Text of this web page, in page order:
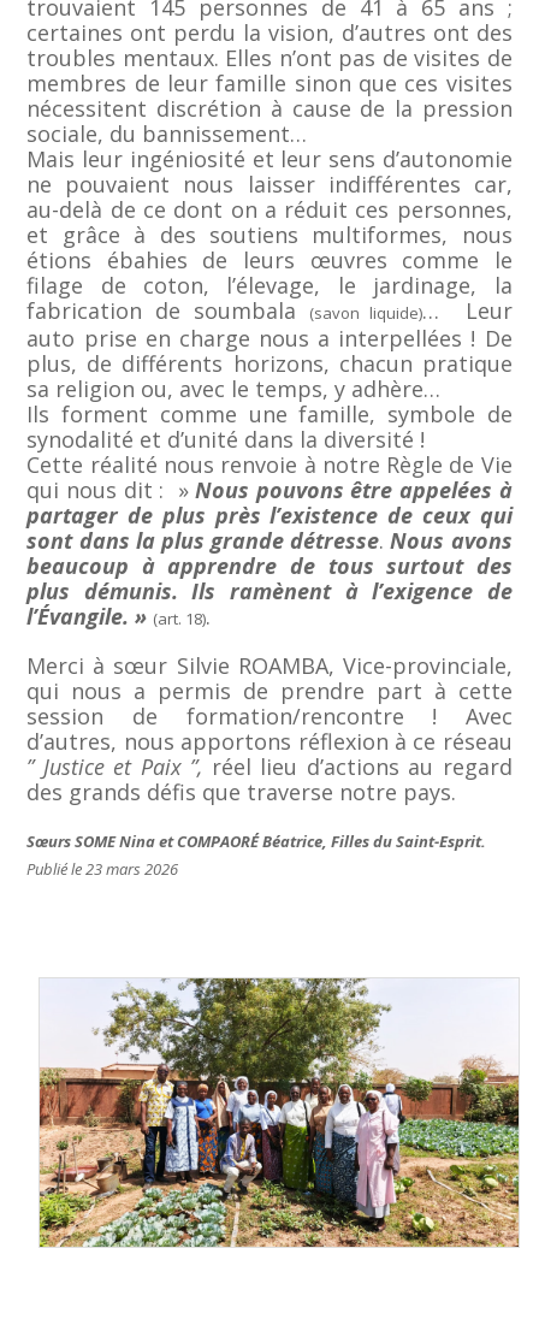
trouvaient 145 personnes de 41 à 65 ans ;
certaines ont perdu la vision, d’autres ont des
troubles mentaux. Elles n’ont pas de visites de
membres de leur famille sinon que ces visites
nécessitent discrétion à cause de la pression
sociale, du bannissement…
Mais leur ingéniosité et leur sens d’autonomie
ne pouvaient nous laisser indifférentes car,
au-delà de ce dont on a réduit ces personnes,
et grâce à des soutiens multiformes, nous
étions ébahies de leurs œuvres comme le
filage de coton, l’élevage, le jardinage, la
fabrication de soumbala
(savon liquide)… Leur
auto prise en charge nous a interpellées ! De
plus, de différents horizons, chacun pratique
sa religion ou, avec le temps, y adhère…
Ils forment comme une famille, symbole de
synodalité et d’unité dans la diversité !
Cette réalité nous renvoie à notre Règle de Vie
qui nous dit : »Nous pouvons être appelées à
partager de plus près l’existence de ceux qui
sont dans la plus grande détresse.Nous avons
beaucoup à apprendre de tous surtout des
plus démunis. Ils ramènent à l’exigence de
l’Évangile. » (art. 18).
Merci à sœur Silvie ROAMBA, Vice-provinciale,
qui nous a permis de prendre part à cette
session de formation/rencontre ! Avec
d’autres, nous apportons réflexion à ce réseau
” Justice et Paix ”, réel lieu d’actions au regard
des grands défis que traverse notre pays.
Sœurs SOME Nina et COMPAORÉ Béatrice, Filles du Saint-Esprit.
Publié le 23 mars 2026